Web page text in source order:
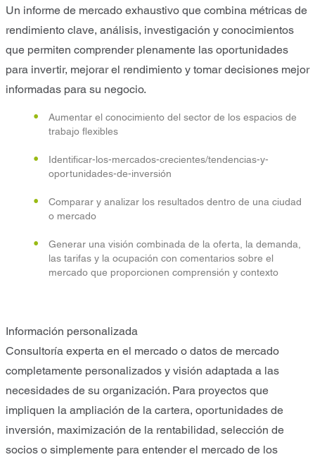
Un informe de mercado exhaustivo que combina métricas de
rendimiento clave, análisis, investigación y conocimientos
que permiten comprender plenamente las oportunidades
para invertir, mejorar el rendimiento y tomar decisiones mejor
informadas para su negocio.
Aumentar el conocimiento del sector de los espacios de
trabajo flexibles
Identificar-los-mercados-crecientes/tendencias-y-
oportunidades-de-inversión
Comparar y analizar los resultados dentro de una ciudad
o mercado
Generar una visión combinada de la oferta, la demanda,
las tarifas y la ocupación con comentarios sobre el
mercado que proporcionen comprensión y contexto
Información personalizada
Consultoría experta en el mercado o datos de mercado
completamente personalizados y visión adaptada a las
necesidades de su organización. Para proyectos que
impliquen la ampliación de la cartera, oportunidades de
inversión, maximización de la rentabilidad, selección de
socios o simplemente para entender el mercado de los